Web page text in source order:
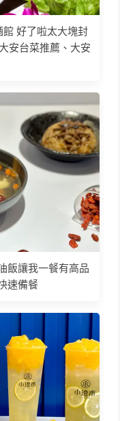
好了啦太大塊封
安台菜推薦、大安
飯讓我一餐有高品
速備餐